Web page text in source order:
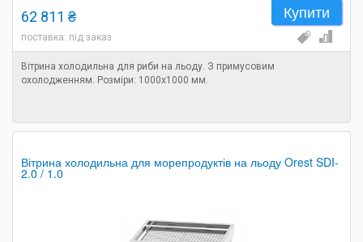
Купити
62 811 ₴
поставка: під заказ
Вітрина холодильна для риби на льоду. З примусовим
охолодженням. Розміри: 1000х1000 мм.
Вітрина холодильна для морепродуктів на льоду Orest SDI-
2.0 / 1.0